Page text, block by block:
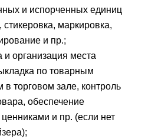
и испорченных единиц
стикеровка, маркировка,
и пр.;
и организация места
по товарным
в торговом зале, контроль
обеспечение
и пр. (если нет